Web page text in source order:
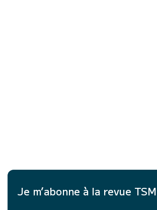
Je m’abonne à la revue TSM